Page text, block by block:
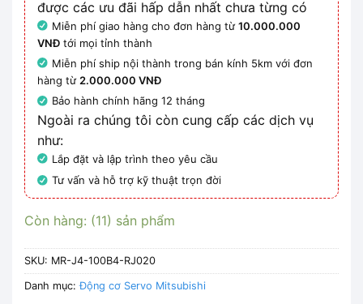
được các ưu đãi hấp dẫn nhất chưa từng có
Miễn phí giao hàng cho đơn hàng từ10.000.000
VNĐ tới mọi tỉnh thành
Miễn phí ship nội thành trong bán kính 5km với đơn
hàng từ2.000.000 VNĐ
Bảo hành chính hãng 12 tháng
Ngoài ra chúng tôi còn cung cấp các dịch vụ
như:
Lắp đặt và lập trình theo yêu cầu
Tư vấn và hỗ trợ kỹ thuật trọn đời
Còn hàng: (11) sản phẩm
SKU: MR-J4-100B4-RJ020
Danh mục:Động cơ Servo Mitsubishi